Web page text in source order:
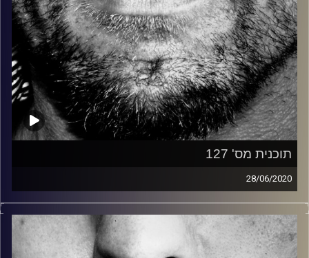
תוכנית מס' 127
28/06/2020
זיפים, מוזיקה מחוספסת של הופעות חיות. הרבה ג'אם, רוק,
בלוז, bluegrass, ג'אז, Fאנק, פרוגרסיב ואפילו אלקטרוניקה.
כל מה שחי, אמיתי ונושם.
עם שמוליק רגב.